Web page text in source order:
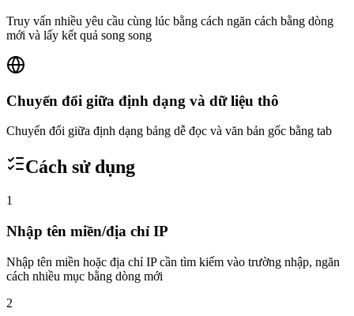
Truy vấn nhiều yêu cầu cùng lúc bằng cách ngăn cách bằng dòng
mới và lấy kết quả song song
Chuyển đổi giữa định dạng và dữ liệu thô
Chuyển đổi giữa định dạng bảng dễ đọc và văn bản gốc bằng tab
Cách sử dụng
1
Nhập tên miền/địa chỉ IP
Nhập tên miền hoặc địa chỉ IP cần tìm kiếm vào trường nhập, ngăn
cách nhiều mục bằng dòng mới
2